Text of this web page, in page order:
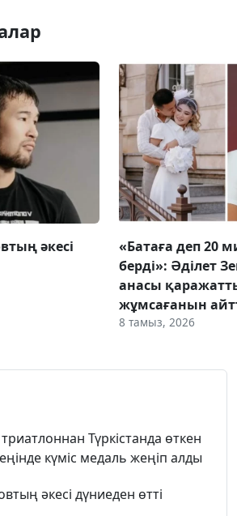
әкесі
«Батаға деп 20
берді»: Әділет
анасы
жұмсағанын
8 тамыз, 2026
Түркістанда өткен
күміс медаль жеңіп алды
әкесі дүниеден өтті